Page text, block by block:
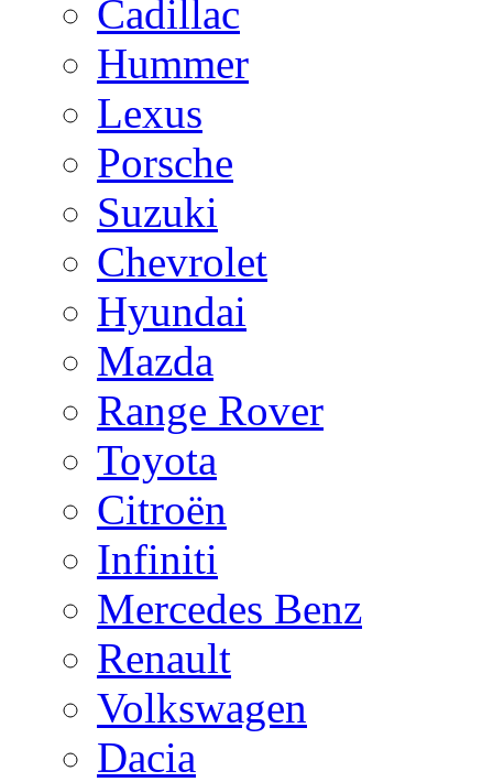
Cadillac
Hummer
Lexus
Porsche
Suzuki
Chevrolet
Hyundai
Mazda
Range Rover
Toyota
Citroën
Infiniti
Mercedes Benz
Renault
Volkswagen
Dacia